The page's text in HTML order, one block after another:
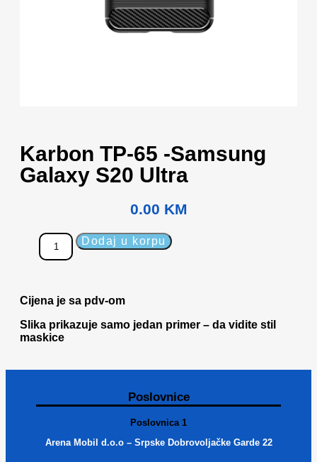
Karbon TP-65 -Samsung
Galaxy S20 Ultra
0.00 KM
Dodaj u korpu
Cijena je sa pdv-om
Slika prikazuje samo jedan primer – da vidite stil
maskice
Poslovnice
Poslovnica 1
Arena Mobil d.o.o – Srpske Dobrovoljačke Garde 22